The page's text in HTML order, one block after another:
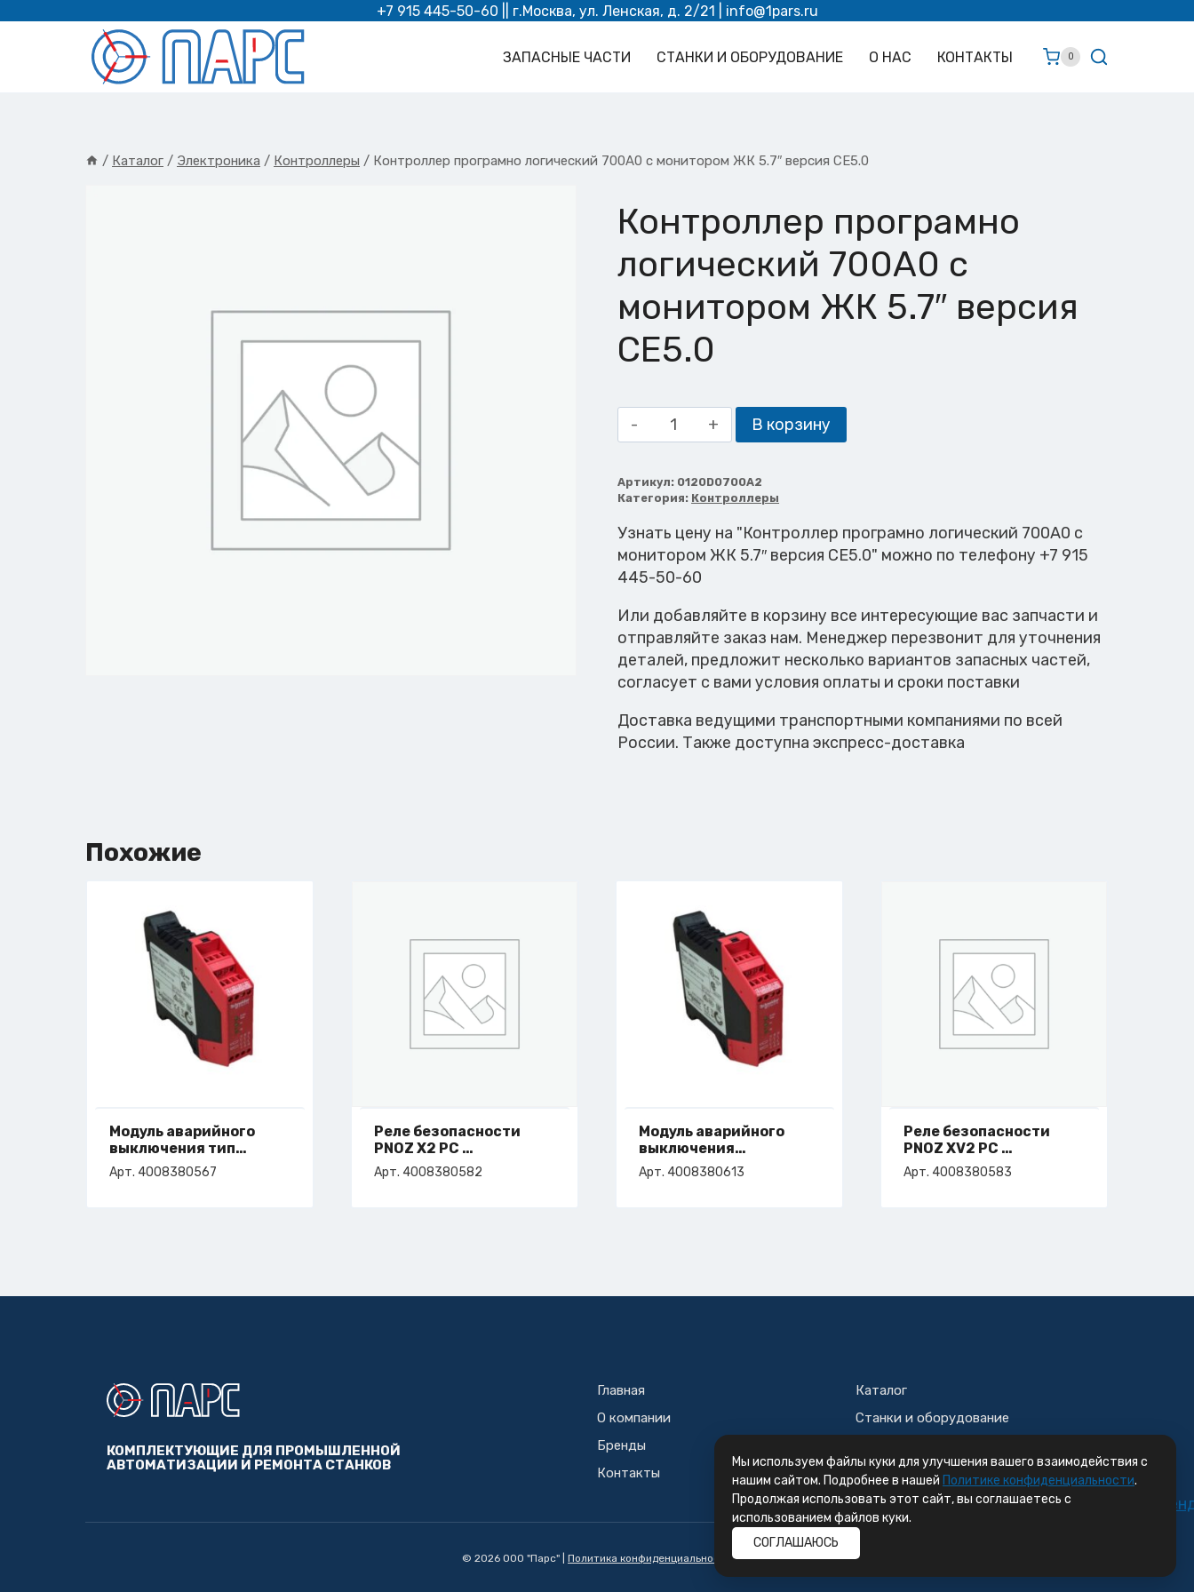
содержимому
+7 915 445-50-60 || г.Москва, ул. Ленская, д. 2/21 | info@1pars.ru
ЗАПАСНЫЕ ЧАСТИ СТАНКИ И ОБОРУДОВАНИЕ О НАС КОНТАКТЫ 0
/ Каталог / Электроника / Контроллеры / Контроллер програмно логический 700A0 с монитором ЖК 5.7″ версия CE5.0
Контроллер програмно
логический 700A0 с
монитором ЖК 5.7″ версия
CE5.0
Количество
товара
програмно
логический
700A0
с
монитором
5.7"
версия
CE5.0
В корзину
Артикул: 0120D0700A2
Категория: Контроллеры
Узнать цену на "Контроллер програмно логический 700A0 с
монитором ЖК 5.7″ версия CE5.0" можно по телефону +7 915
445-50-60
Или добавляйте в корзину все интересующие вас запчасти и
отправляйте заказ нам. Менеджер перезвонит для уточнения
деталей, предложит несколько вариантов запасных частей,
согласует с вами условия оплаты и сроки поставки
Доставка ведущими транспортными компаниями по всей
России. Также доступна экспресс-доставка
Похожие
Модуль аварийного
выключения тип
XPSAF5130 24VDC
арт. 4-008-38-0567
Арт. 4008380567
Реле безопасности
PNOZ X2 PC
арт. 4-008-38-0582
Арт. 4008380582
Модуль аварийного
выключения
XPSAFL5130 24VDC
арт. 4-008-38-0613
Арт. 4008380613
Реле безопасности
PNOZ XV2 PC
арт. 4-008-38-0583
Арт. 4008380583
КОМПЛЕКТУЮЩИЕ ДЛЯ ПРОМЫШЛЕННОЙ
АВТОМАТИЗАЦИИ И РЕМОНТА СТАНКОВ
Главная
О компании
Бренды
Контакты
Каталог
Станки и оборудование
© 2026 ООО "Парс" | Политика конфиденциальности
Мы используем файлы куки для улучшения вашего взаимодействия с
нашим сайтом. Подробнее в нашей Политике конфиденциальности.
Продолжая использовать этот сайт, вы соглашаетесь с
использованием файлов куки.
СОГЛАШАЮСЬ